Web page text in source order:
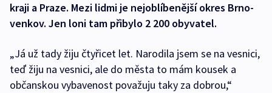
kraji a Praze. Mezi lidmi je nejoblíbenější okres Brno-
venkov. Jen loni tam přibylo 2 200 obyvatel.
„Já už tady žiju čtyřicet let. Narodila jsem se na vesnici,
teď žiju na vesnici, ale do města to mám kousek a
občanskou vybavenost považuju taky za dobrou,“